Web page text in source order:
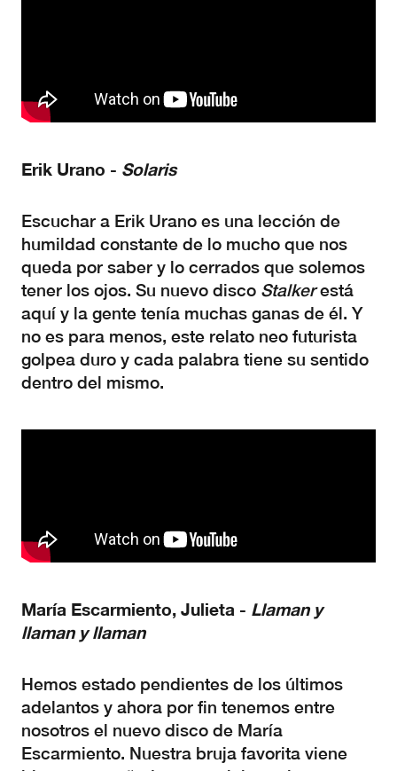
Erik Urano - Solaris
Escuchar a Erik Urano es una lección de
humildad constante de lo mucho que nos
queda por saber y lo cerrados que solemos
tener los ojos. Su nuevo disco Stalkerestá
aquí y la gente tenía muchas ganas de él. Y
no es para menos, este relato neo futurista
golpea duro y cada palabra tiene su sentido
dentro del mismo.
María Escarmiento, Julieta - Llaman y
llaman y llaman
Hemos estado pendientes de los últimos
adelantos y ahora por fin tenemos entre
nosotros el nuevo disco de María
Escarmiento. Nuestra bruja favorita viene